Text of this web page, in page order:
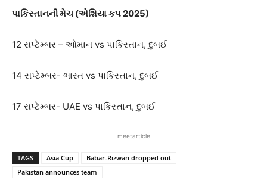
પાકિસ્તાનની મેચ (એશિયા કપ 2025)
12 સપ્ટેમ્બર – ઓમાન vs પાકિસ્તાન, દુબઈ
14 સપ્ટેમ્બર- ભારત vs પાકિસ્તાન, દુબઈ
17 સપ્ટેમ્બર- UAE vs પાકિસ્તાન, દુબઈ
meetarticle
TAGS Asia Cup
Babar-Rizwan dropped out
Pakistan announces team